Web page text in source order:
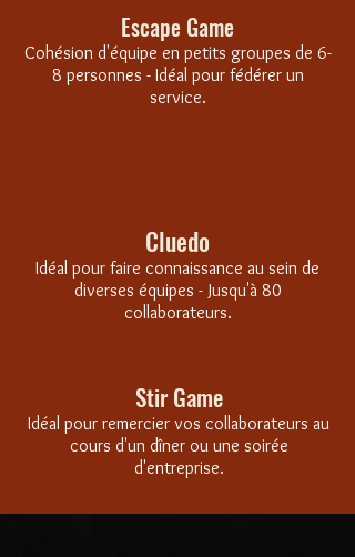
Escape Game
Cohésion d'équipe en petits groupes de 6-
8 personnes - Idéal pour fédérer un
service.
Cluedo
Idéal pour faire connaissance au sein de
diverses équipes - Jusqu'à 80
collaborateurs.
Stir Game
Idéal pour remercier vos collaborateurs au
cours d'un dîner ou une soirée
d'entreprise.